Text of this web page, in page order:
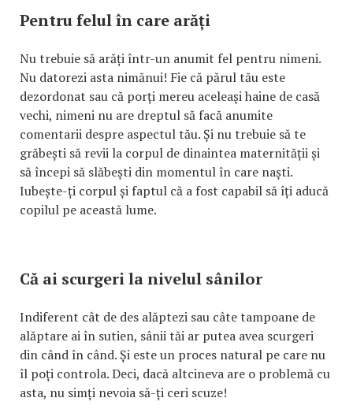
Pentru felul în care arăți
Nu trebuie să arăți într-un anumit fel pentru nimeni.
Nu datorezi asta nimănui! Fie că părul tău este
dezordonat sau că porți mereu aceleași haine de casă
vechi, nimeni nu are dreptul să facă anumite
comentarii despre aspectul tău. Și nu trebuie să te
grăbești să revii la corpul de dinaintea maternității și
să începi să slăbești din momentul în care naști.
Iubește-ți corpul și faptul că a fost capabil să îți aducă
copilul pe această lume.
Că ai scurgeri la nivelul sânilor
Indiferent cât de des alăptezi sau câte tampoane de
alăptare ai în sutien, sânii tăi ar putea avea scurgeri
din când în când. Și este un proces natural pe care nu
îl poți controla. Deci, dacă altcineva are o problemă cu
asta, nu simți nevoia să-ți ceri scuze!